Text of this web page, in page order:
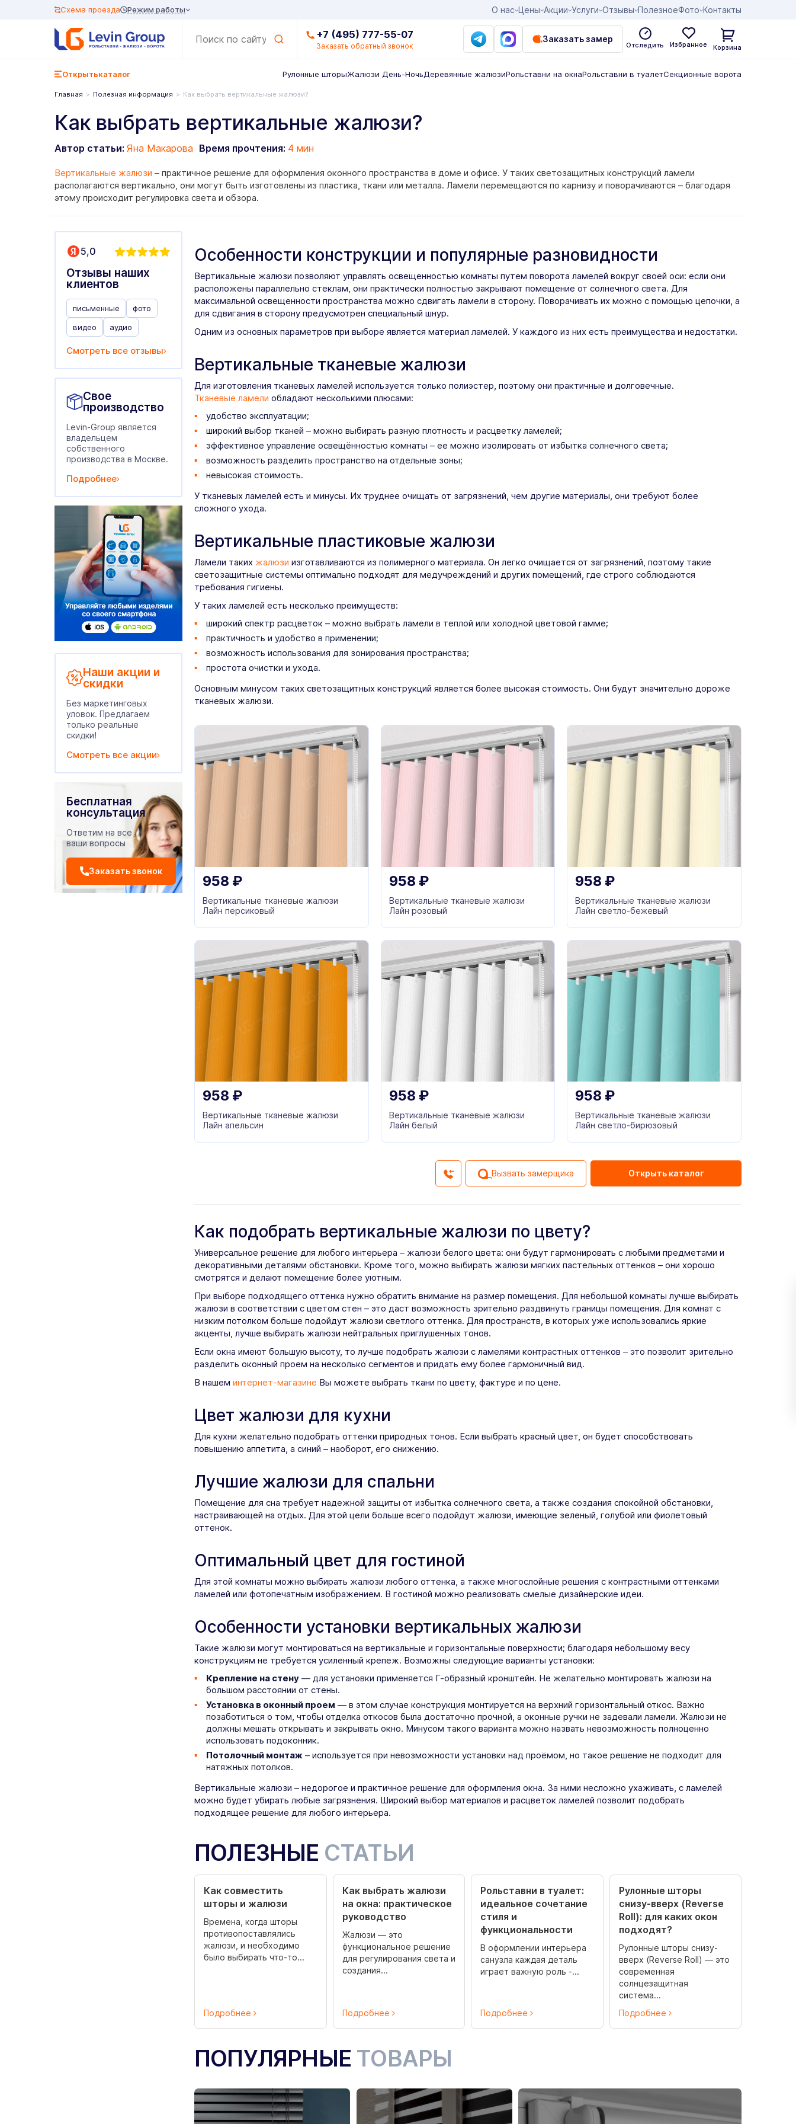
О нас Цены Акции Услуги Отзывы ПолезноеФото Контакты
Схема проезда Режим работы
+7 (495) 777-55-07
Заказать обратный звонок
Заказать замер
Отследить Избранное Корзина
Открытькаталог Рулонные шторыЖалюзи День-НочьДеревянные жалюзиРольставни на окнаРольставни в туалетСекционные ворота
Главная Полезная информация Как выбрать вертикальные жалюзи?
Как выбрать вертикальные жалюзи?
Автор статьи: Яна Макарова Время прочтения: 4 мин
Вертикальные жалюзи – практичное решение для оформления оконного пространства в доме и офисе. У таких светозащитных конструкций ламели
располагаются вертикально, они могут быть изготовлены из пластика, ткани или металла. Ламели перемещаются по карнизу и поворачиваются – благодаря
этому происходит регулировка света и обзора.
5,0
Отзывы наших
клиентов
письменные
фото
видео
аудио
Смотреть все отзывы
Свое
производство
Levin-Group является
владельцем
собственного
производства в Москве.
Подробнее
Наши акции и
скидки
Без маркетинговых
уловок. Предлагаем
только реальные
скидки!
Смотреть все акции
Бесплатная
консультация
Ответим на все
ваши вопросы
Заказать звонок
Особенности конструкции и популярные разновидности
Вертикальные жалюзи позволяют управлять освещенностью комнаты путем поворота ламелей вокруг своей оси: если они
расположены параллельно стеклам, они практически полностью закрывают помещение от солнечного света. Для
максимальной освещенности пространства можно сдвигать ламели в сторону. Поворачивать их можно с помощью цепочки, а
для сдвигания в сторону предусмотрен специальный шнур.
Одним из основных параметров при выборе является материал ламелей. У каждого из них есть преимущества и недостатки.
Вертикальные тканевые жалюзи
Для изготовления тканевых ламелей используется только полиэстер, поэтому они практичные и долговечные.
Тканевые ламели обладают несколькими плюсами:
удобство эксплуатации;
широкий выбор тканей – можно выбирать разную плотность и расцветку ламелей;
эффективное управление освещённостью комнаты – ее можно изолировать от избытка солнечного света;
возможность разделить пространство на отдельные зоны;
невысокая стоимость.
У тканевых ламелей есть и минусы. Их труднее очищать от загрязнений, чем другие материалы, они требуют более
сложного ухода.
Вертикальные пластиковые жалюзи
Ламели таких жалюзи изготавливаются из полимерного материала. Он легко очищается от загрязнений, поэтому такие
светозащитные системы оптимально подходят для медучреждений и других помещений, где строго соблюдаются
требования гигиены.
У таких ламелей есть несколько преимуществ:
широкий спектр расцветок – можно выбрать ламели в теплой или холодной цветовой гамме;
практичность и удобство в применении;
возможность использования для зонирования пространства;
простота очистки и ухода.
Основным минусом таких светозащитных конструкций является более высокая стоимость. Они будут значительно дороже
тканевых жалюзи.
958 ₽
Вертикальные тканевые жалюзи
Лайн персиковый
958 ₽
Вертикальные тканевые жалюзи
Лайн розовый
958 ₽
Вертикальные тканевые жалюзи
Лайн светло-бежевый
958 ₽
Вертикальные тканевые жалюзи
Лайн апельсин
958 ₽
Вертикальные тканевые жалюзи
Лайн белый
958 ₽
Вертикальные тканевые жалюзи
Лайн светло-бирюзовый
Вызвать замерщика Открыть каталог
Как подобрать вертикальные жалюзи по цвету?
Универсальное решение для любого интерьера – жалюзи белого цвета: они будут гармонировать с любыми предметами и
декоративными деталями обстановки. Кроме того, можно выбирать жалюзи мягких пастельных оттенков – они хорошо
смотрятся и делают помещение более уютным.
При выборе подходящего оттенка нужно обратить внимание на размер помещения. Для небольшой комнаты лучше выбирать
жалюзи в соответствии с цветом стен – это даст возможность зрительно раздвинуть границы помещения. Для комнат с
низким потолком больше подойдут жалюзи светлого оттенка. Для пространств, в которых уже использовались яркие
акценты, лучше выбирать жалюзи нейтральных приглушенных тонов.
Если окна имеют большую высоту, то лучше подобрать жалюзи с ламелями контрастных оттенков – это позволит зрительно
разделить оконный проем на несколько сегментов и придать ему более гармоничный вид.
В нашем интернет-магазине Вы можете выбрать ткани по цвету, фактуре и по цене.
Цвет жалюзи для кухни
Для кухни желательно подобрать оттенки природных тонов. Если выбрать красный цвет, он будет способствовать
повышению аппетита, а синий – наоборот, его снижению.
Лучшие жалюзи для спальни
Помещение для сна требует надежной защиты от избытка солнечного света, а также создания спокойной обстановки,
настраивающей на отдых. Для этой цели больше всего подойдут жалюзи, имеющие зеленый, голубой или фиолетовый
оттенок.
Оптимальный цвет для гостиной
Для этой комнаты можно выбирать жалюзи любого оттенка, а также многослойные решения с контрастными оттенками
ламелей или фотопечатным изображением. В гостиной можно реализовать смелые дизайнерские идеи.
Особенности установки вертикальных жалюзи
Такие жалюзи могут монтироваться на вертикальные и горизонтальные поверхности; благодаря небольшому весу
конструкциям не требуется усиленный крепеж. Возможны следующие варианты установки:
Крепление на стену — для установки применяется Г-образный кронштейн. Не желательно монтировать жалюзи на
большом расстоянии от стены.
Установка в оконный проем — в этом случае конструкция монтируется на верхний горизонтальный откос. Важно
позаботиться о том, чтобы отделка откосов была достаточно прочной, а оконные ручки не задевали ламели. Жалюзи не
должны мешать открывать и закрывать окно. Минусом такого варианта можно назвать невозможность полноценно
использовать подоконник.
Потолочный монтаж – используется при невозможности установки над проёмом, но такое решение не подходит для
натяжных потолков.
Вертикальные жалюзи – недорогое и практичное решение для оформления окна. За ними несложно ухаживать, с ламелей
можно будет убирать любые загрязнения. Широкий выбор материалов и расцветок ламелей позволит подобрать
подходящее решение для любого интерьера.
ПОЛЕЗНЫЕ СТАТЬИ
Как совместить
шторы и жалюзи
Времена, когда шторы
противопоставлялись
жалюзи, и необходимо
было выбирать что-то...
Подробнее
Как выбрать жалюзи
на окна: практическое
руководство
Жалюзи — это
функциональное решение
для регулирования света и
создания...
Подробнее
Рольставни в туалет:
идеальное сочетание
стиля и
функциональности
В оформлении интерьера
санузла каждая деталь
играет важную роль -...
Подробнее
Рулонные шторы
снизу-вверх (Reverse
Roll): для каких окон
подходят?
Рулонные шторы снизу-
вверх (Reverse Roll) — это
современная
солнцезащитная
система...
Подробнее
ПОПУЛЯРНЫЕ ТОВАРЫ